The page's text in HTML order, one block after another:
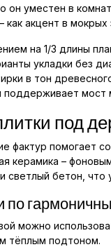
он уместен в
как акцент в мокрых
на 1/3 длины
укладки без
в тон
мост
под
фактур помогает
керамика –
светлый бетон,
по
можно
тёплым подтоном.